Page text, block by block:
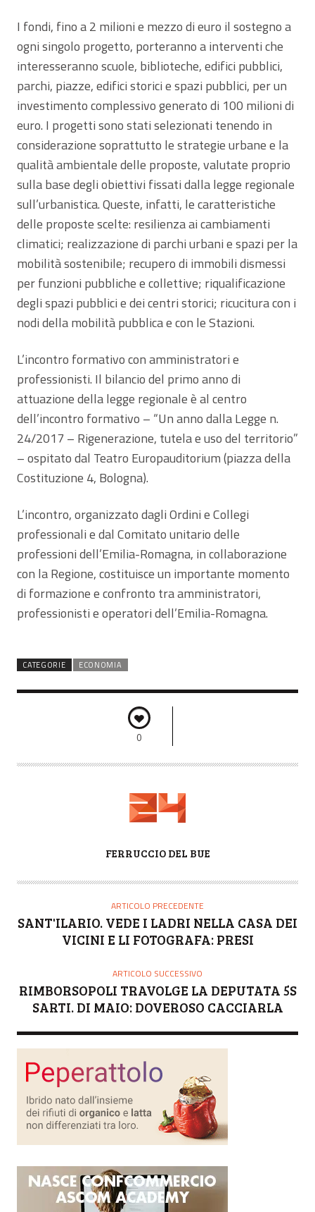
I fondi, fino a 2 milioni e mezzo di euro il sostegno a
ogni singolo progetto, porteranno a interventi che
interesseranno scuole, biblioteche, edifici pubblici,
parchi, piazze, edifici storici e spazi pubblici, per un
investimento complessivo generato di 100 milioni di
euro. I progetti sono stati selezionati tenendo in
considerazione soprattutto le strategie urbane e la
qualità ambientale delle proposte, valutate proprio
sulla base degli obiettivi fissati dalla legge regionale
sull’urbanistica. Queste, infatti, le caratteristiche
delle proposte scelte: resilienza ai cambiamenti
climatici; realizzazione di parchi urbani e spazi per la
mobilità sostenibile; recupero di immobili dismessi
per funzioni pubbliche e collettive; riqualificazione
degli spazi pubblici e dei centri storici; ricucitura con i
nodi della mobilità pubblica e con le Stazioni.
L’incontro formativo con amministratori e
professionisti. Il bilancio del primo anno di
attuazione della legge regionale è al centro
dell’incontro formativo – “Un anno dalla Legge n.
24/2017 – Rigenerazione, tutela e uso del territorio”
– ospitato dal Teatro Europauditorium (piazza della
Costituzione 4, Bologna).
L’incontro, organizzato dagli Ordini e Collegi
professionali e dal Comitato unitario delle
professioni dell’Emilia-Romagna, in collaborazione
con la Regione, costituisce un importante momento
di formazione e confronto tra amministratori,
professionisti e operatori dell’Emilia-Romagna.
CATEGORIE ECONOMIA
0
T
R
FERRUCCIO DEL BUE
ARTICOLO PRECEDENTE
SANT'ILARIO. VEDE I LADRI NELLA CASA DEI
VICINI E LI FOTOGRAFA: PRESI
ARTICOLO SUCCESSIVO
RIMBORSOPOLI TRAVOLGE LA DEPUTATA 5S
SARTI. DI MAIO: DOVEROSO CACCIARLA